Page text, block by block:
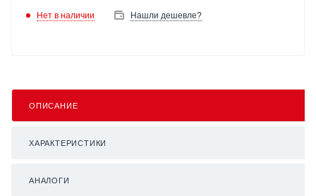
Нет в наличии Нашли дешевле?
ОПИСАНИЕ
ХАРАКТЕРИСТИКИ
АНАЛОГИ